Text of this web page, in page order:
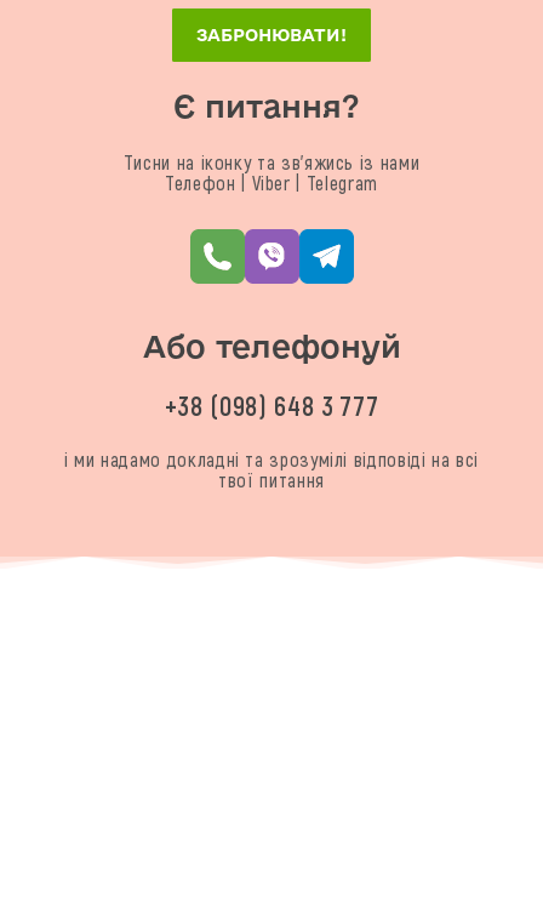
ЗАБРОНЮВАТИ!
Є питання?
Тисни на іконку та зв'яжись із нами
Телефон | Viber | Telegram
Або телефонуй
+38 (098) 648 3 777
і ми надамо докладні та зрозумілі відповіді на всі
твої питання